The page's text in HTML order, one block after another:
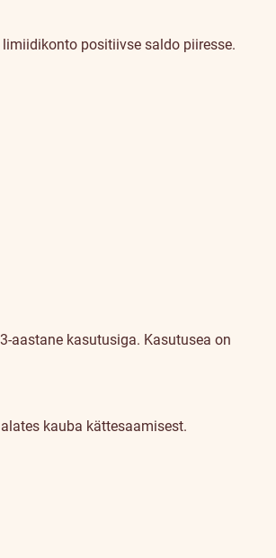
positiivse saldo piiresse.
aastane kasutusiga. Kasutusea on
kauba kättesaamisest.